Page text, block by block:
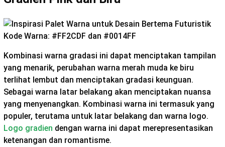
Kode Warna: #FF2CDF dan #0014FF
Kombinasi warna gradasi ini dapat menciptakan tampilan
yang menarik, perubahan warna merah muda ke biru
terlihat lembut dan menciptakan gradasi keunguan.
Sebagai warna latar belakang akan menciptakan nuansa
yang menyenangkan. Kombinasi warna ini termasuk yang
populer, terutama untuk latar belakang dan warna logo.
Logo gradien dengan warna ini dapat merepresentasikan
ketenangan dan romantisme.